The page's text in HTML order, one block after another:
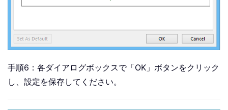
手順6：各ダイアログボックスで「OK」ボタンをクリック
し、設定を保存してください。